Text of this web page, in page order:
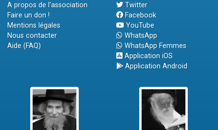
A propos de l'association
Faire un don !
Mentions légales
Nous contacter
Aide (FAQ)
Twitter
Facebook
YouTube
WhatsApp
WhatsApp Femmes
Application iOS
Application Android